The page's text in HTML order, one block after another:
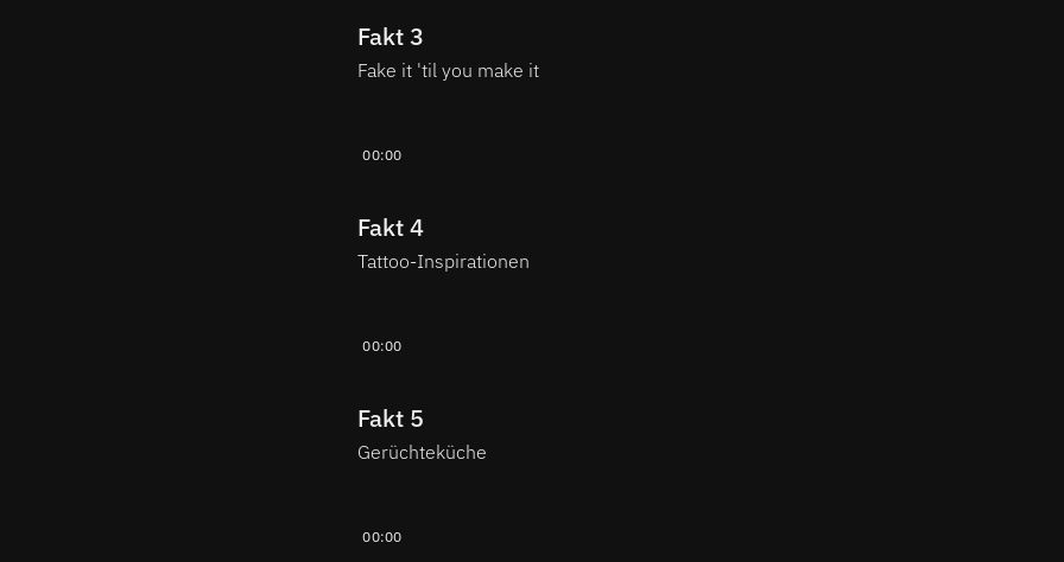
Fakt 3
Fake it 'til you make it
00:00
Fakt 4
Tattoo-Inspirationen
00:00
Fakt 5
Gerüchteküche
00:00